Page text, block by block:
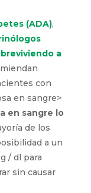
(ADA),
a
con
en sangre>
en sangre lo
de los
a un
/ dl para
sin causar